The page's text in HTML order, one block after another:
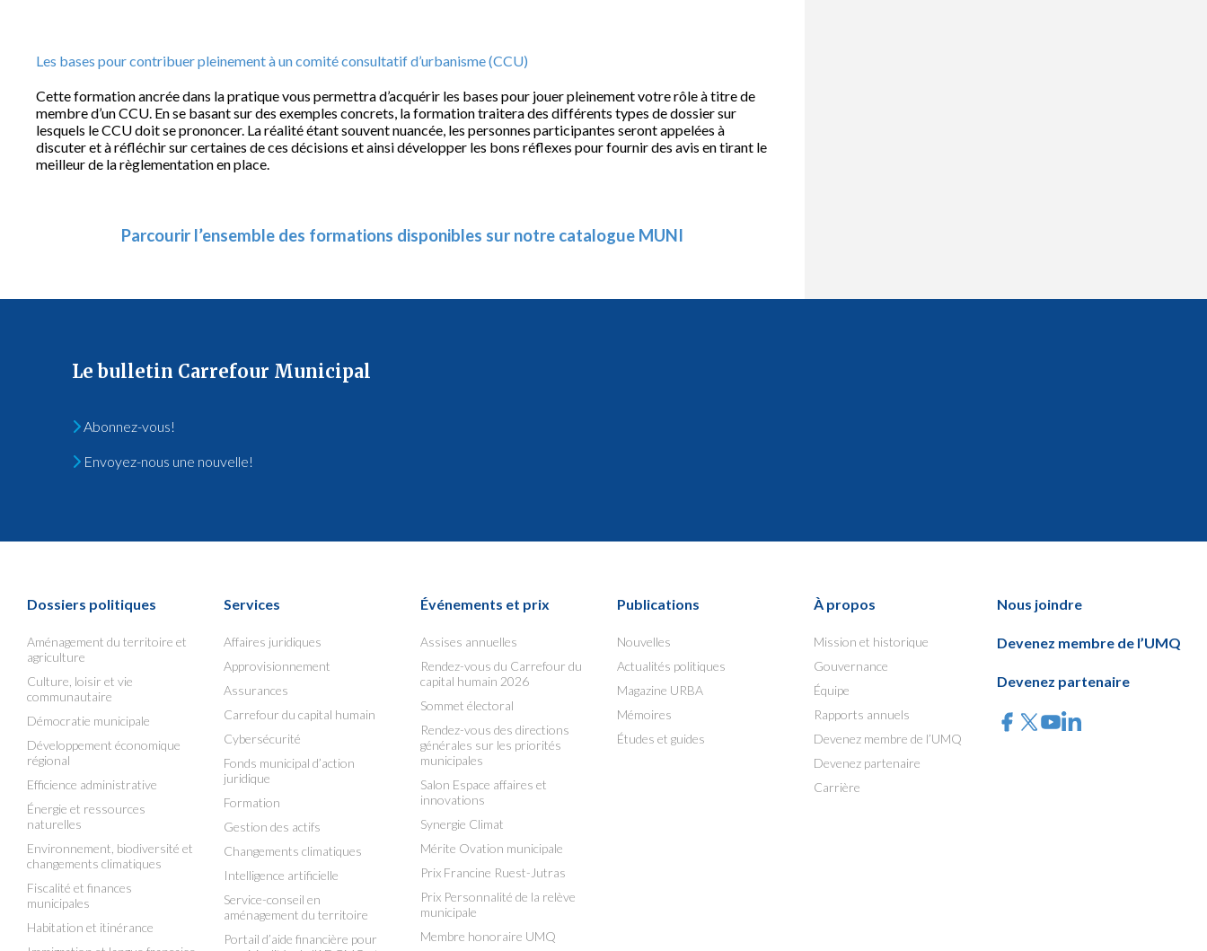
Les bases pour contribuer pleinement à un comité consultatif d’urbanisme (CCU)
Cette formation ancrée dans la pratique vous permettra d’acquérir les bases pour jouer pleinement votre rôle à titre de
membre d’un CCU. En se basant sur des exemples concrets, la formation traitera des différents types de dossier sur
lesquels le CCU doit se prononcer. La réalité étant souvent nuancée, les personnes participantes seront appelées à
discuter et à réfléchir sur certaines de ces décisions et ainsi développer les bons réflexes pour fournir des avis en tirant le
meilleur de la règlementation en place.
Parcourir l’ensemble des formations disponibles sur notre catalogue MUNI
Le bulletin Carrefour Municipal
Abonnez-vous!
Envoyez-nous une nouvelle!
Dossiers politiques
Aménagement du territoire et
agriculture
Culture, loisir et vie
communautaire
Démocratie municipale
Développement économique
régional
Efficience administrative
Énergie et ressources
naturelles
Environnement, biodiversité et
changements climatiques
Fiscalité et finances
municipales
Habitation et itinérance
Services
Affaires juridiques
Approvisionnement
Assurances
Carrefour du capital humain
Cybersécurité
Fonds municipal d’action
juridique
Formation
Gestion des actifs
Changements climatiques
Intelligence artificielle
Service-conseil en
aménagement du territoire
Portail d’aide financière pour
Événements et prix
Assises annuelles
Rendez-vous du Carrefour du
capital humain 2026
Sommet électoral
Rendez-vous des directions
générales sur les priorités
municipales
Salon Espace affaires et
innovations
Synergie Climat
Mérite Ovation municipale
Prix Francine Ruest-Jutras
Prix Personnalité de la relève
municipale
Membre honoraire UMQ
Publications
Nouvelles
Actualités politiques
Magazine URBA
Mémoires
Études et guides
À propos
Mission et historique
Gouvernance
Équipe
Rapports annuels
Devenez membre de l’UMQ
Devenez partenaire
Carrière
Nous joindre
Devenez membre de l’UMQ
Devenez partenaire